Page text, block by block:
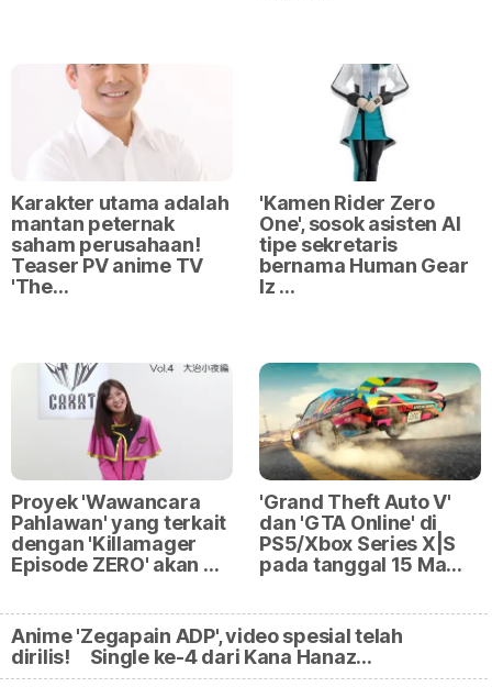
Karakter utama adalah
mantan peternak
saham perusahaan!
Teaser PV anime TV
'The…
'Kamen Rider Zero
One', sosok asisten AI
tipe sekretaris
bernama Human Gear
Iz …
Proyek 'Wawancara
Pahlawan' yang terkait
dengan 'Killamager
Episode ZERO' akan …
'Grand Theft Auto V'
dan 'GTA Online' di
PS5/Xbox Series X|S
pada tanggal 15 Ma…
Anime 'Zegapain ADP', video spesial telah
dirilis! Single ke-4 dari Kana Hanaz…